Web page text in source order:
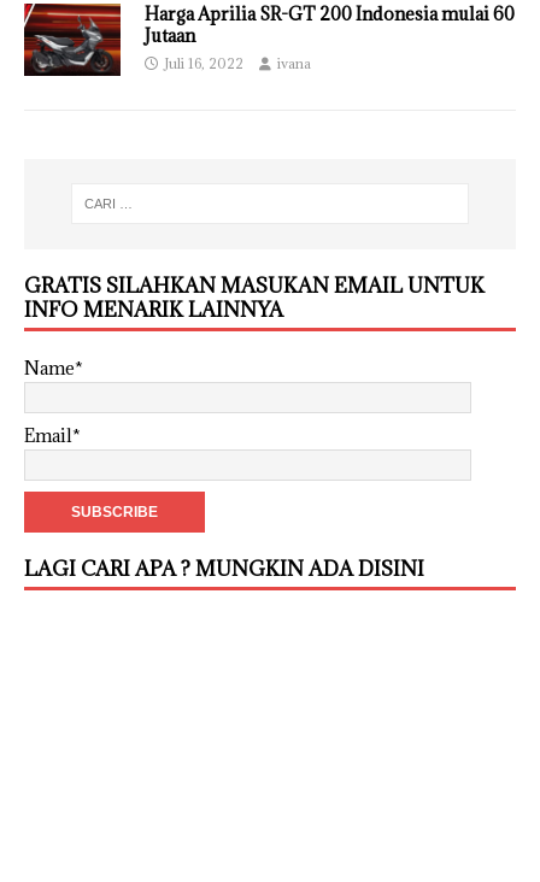
Harga Aprilia SR-GT 200 Indonesia mulai 60
Jutaan
Juli 16, 2022 ivana
GRATIS SILAHKAN MASUKAN EMAIL UNTUK
INFO MENARIK LAINNYA
Name*
Email*
LAGI CARI APA ? MUNGKIN ADA DISINI